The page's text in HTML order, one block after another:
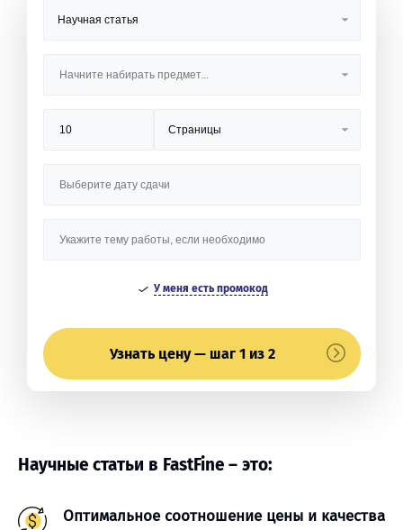
У меня есть промокод
Узнать цену — шаг 1 из 2
Научные статьи в FastFine – это:
Оптимальное соотношение цены и качества